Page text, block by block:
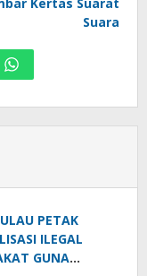
Suara
PETAK
ILEGAL
GUNA